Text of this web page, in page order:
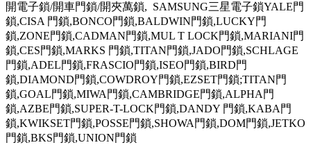
開電子鎖/開車門鎖/開夾萬鎖, SAMSUNG三星電子鎖YALE門
鎖,CISA 門鎖,BONCO門鎖,BALDWIN門鎖,LUCKY門
鎖,ZONE門鎖,CADMAN門鎖,MUL T LOCK門鎖,MARIANI門
鎖,CES門鎖,MARKS 門鎖,TITAN門鎖,JADO門鎖,SCHLAGE
門鎖,ADEL門鎖,FRASCIO門鎖,ISEO門鎖,BIRD門
鎖,DIAMOND門鎖,COWDROY門鎖,EZSET門鎖;TITAN門
鎖,GOAL門鎖,MIWA門鎖,CAMBRIDGE門鎖,ALPHA門
鎖,AZBE門鎖,SUPER-T-LOCK門鎖,DANDY 門鎖,KABA門
鎖,KWIKSET門鎖,POSSE門鎖,SHOWA門鎖,DOM門鎖,JETKO
門鎖,BKS門鎖,UNION門鎖